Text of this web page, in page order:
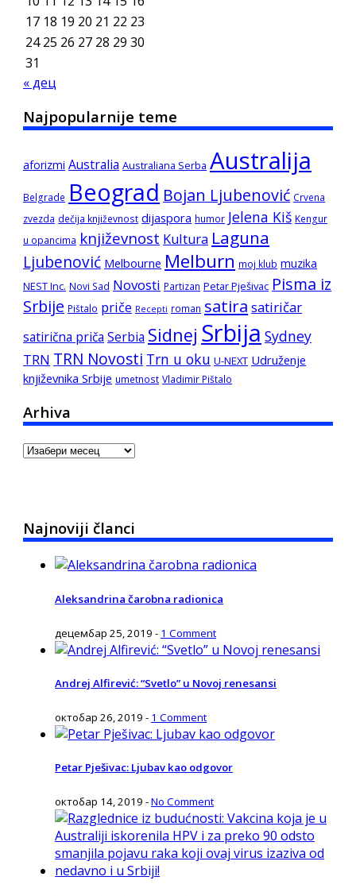
17 18 19 20 21 22 23
24 25 26 27 28 29 30
31
« дец
Najpopularnije teme
aforizmi Australia Australiana Serba Australija
Belgrade Beograd Bojan Ljubenović Crvena
zvezda dečija književnost dijaspora humor Jelena Kiš Kengur
u opancima književnost Kultura Laguna
Ljubenović Melbourne Melburn moj klub muzika
NEST Inc. Novi Sad Novosti Partizan Petar Pješivac Pisma iz
Srbije Pištalo priče Recepti roman satira satiričar
satirična priča Serbia Sidnej Srbija Sydney
TRN TRN Novosti Trn u oku U-NEXT Udruženje
književnika Srbije umetnost Vladimir Pištalo
Arhiva
Arhiva
Najnoviji članci
Aleksandrina čarobna radionica
децембар 25, 2019 - 1 Comment
Andrej Alfirević: “Svetlo” u Novoj renesansi
октобар 26, 2019 - 1 Comment
Petar Pješivac: Ljubav kao odgovor
октобар 14, 2019 -No Comment